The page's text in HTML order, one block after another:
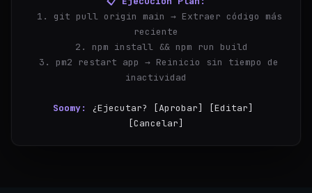
reciente
  2. npm install && npm run build
inactividad
[Cancelar]
you: Aprobar